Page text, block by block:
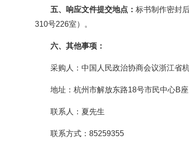
五、响应文件提交地点： 标书制作密封
310号226室）。
六、其他事项：
采购人：中国人民政治协商会议浙江省
地址：杭州市解放东路18号市民中心B座
联系人：夏先生
联系方式：85259355